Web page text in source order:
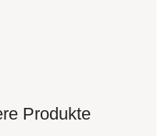
Produkte